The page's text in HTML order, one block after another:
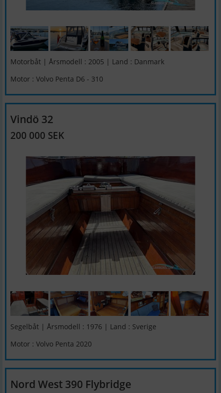
Motorbåt | Årsmodell : 2005 | Land : Danmark
Motor : Volvo Penta D6 - 310
Vindö 32
200 000 SEK
Segelbåt | Årsmodell : 1976 | Land : Sverige
Motor : Volvo Penta 2020
Nord West 390 Flybridge